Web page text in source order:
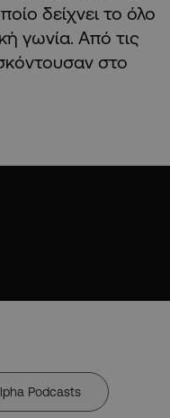
δείχνει το όλο
γωνία. Από τις
στο
Podcasts